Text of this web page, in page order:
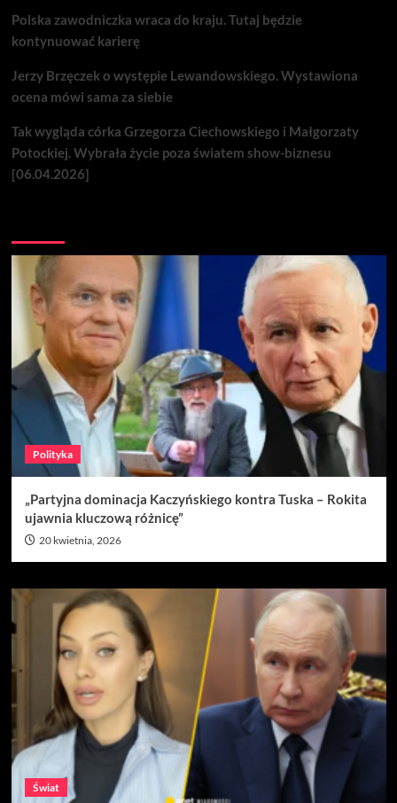
Polska zawodniczka wraca do kraju. Tutaj będzie
kontynuować karierę
Jerzy Brzęczek o występie Lewandowskiego. Wystawiona
ocena mówi sama za siebie
Tak wygląda córka Grzegorza Ciechowskiego i Małgorzaty
Potockiej. Wybrała życie poza światem show-biznesu
[06.04.2026]
Polityka
„Partyjna dominacja Kaczyńskiego kontra Tuska – Rokita
ujawnia kluczową różnicę”
20 kwietnia, 2026
Świat